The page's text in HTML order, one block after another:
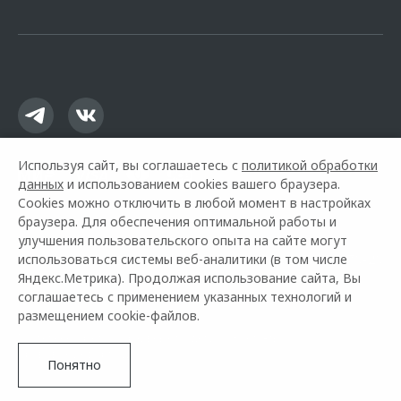
Горячая линия OMODA: +7 (487) 270-70-20
Используя сайт, вы соглашаетесь с политикой обработки
данных и использованием cookies вашего браузера.
Cookies можно отключить в любой момент в настройках
браузера. Для обеспечения оптимальной работы и
улучшения пользовательского опыта на сайте могут
использоваться системы веб-аналитики (в том числе
Яндекс.Метрика). Продолжая использование сайта, Вы
соглашаетесь с применением указанных технологий и
размещением cookie-файлов.
Понятно